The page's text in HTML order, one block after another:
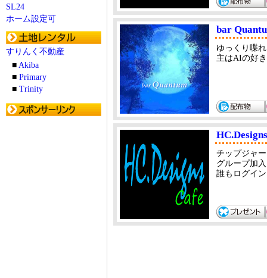
SL24
ホーム設定可
すりんく不動産
■ Akiba
■ Primary
■ Trinity
bar
ゆっくり喋
主はAIの好
HC.Designs
チップジャ
グループ加
誰もログイ